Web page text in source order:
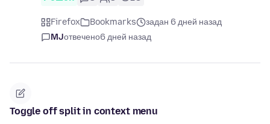
Firefox Bookmarks
задан 6 дней назад
MJотвечено6 дней назад
Toggle off split in context menu